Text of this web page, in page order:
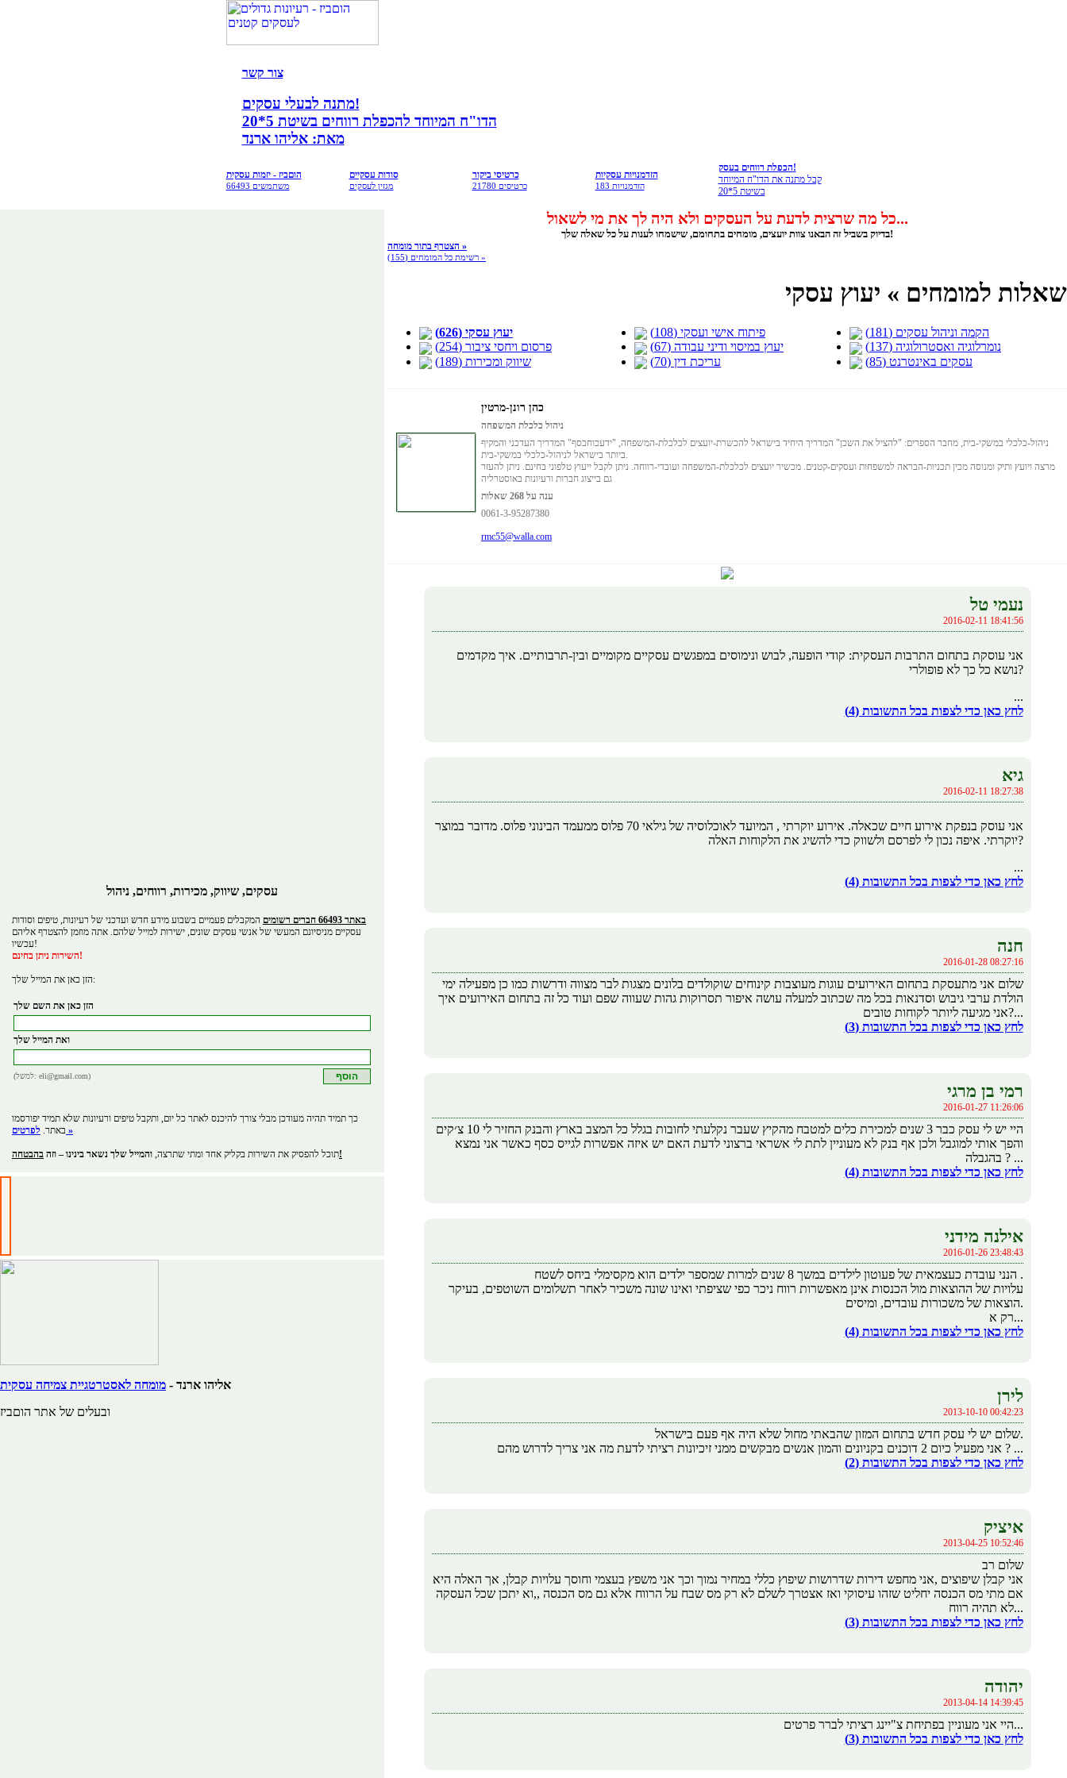
צור קשר
מתנה לבעלי עסקים!
הדו"ח המיוחד להכפלת רווחים בשיטת 5*20
מאת: אליהו ארנד
הוםביז - יזמות עסקית
66493 משתמשים
סודות עסקיים
מגזין לעסקים
כרטיסי ביקור
21780 כרטיסים
הזדמנויות עסקיות
183 הזדמנויות
הכפלת רווחים בעסק!
קבל מתנה את הדו"ח המיוחד
בשיטת 5*20
עסקים, שיווק, מכירות, רווחים, ניהול
באתר 66493 חברים רשומים
המקבלים פעמיים בשבוע מידע חדש ועדכני של רעיונות, טיפים וסודות
עסקיים מניסיונם המעשי של אנשי עסקים שונים, ישירות למייל שלהם. אתה מוזמן להצטרף אליהם
עכשיו!
השירות ניתן בחינם!
הזן כאן את המייל שלך:
הזן כאן את השם שלך
ואת המייל שלך
(למשל: eli@gmail.com)
כך תמיד תהיה מעודכן מבלי צורך להיכנס לאתר כל יום, ותקבל טיפים ורעיונות שלא תמיד יפורסמו
באתר. לפרטים »
תוכל להפסיק את השירות בקליק אחד ומתי שתרצה, והמייל שלך נשאר בינינו – וזה בהבטחה!
אליהו ארנד - מומחה לאסטרטגיית צמיחה עסקית
ובעלים של אתר הוםביז
כל מה שרצית לדעת על העסקים ולא היה לך את מי לשאול...
בדיוק בשביל זה הבאנו צוות יועצים, מומחים בתחומם, שישמחו לענות על כל שאלה שלך!
הצטרף בתור מומחה »
רשימת כל המומחים (155) »
שאלות למומחים » יעוץ עסקי
יעוץ עסקי (626)
פרסום ויחסי ציבור (254)
שיווק ומכירות (189)
פיתוח אישי ועסקי (108)
יעוץ במיסוי ודיני עבודה (67)
עריכת דין (70)
הקמה וניהול עסקים (181)
נומרלוגיה ואסטרולוגיה (137)
עסקים באינטרנט (85)
כהן רונן-מרטין
ניהול כלכלת המשפחה
ניהול-כלכלי במשקי-בית, מחבר הספרים: "להציל את השכן" המדריך היחיד בישראל להכשרת-יועצים לכלכלת-המשפחה, "ידעכוחכסף" המדריך העדכני והמקיף
ביותר בישראל לניהול-כלכלי במשקי-בית.
מרצה ויועץ ותיק ומנוסה מכין תכניות-הבראה למשפחות ועסקים-קטנים. מכשיר יועצים לכלכלת-המשפחה ועובדי-רווחה. ניתן לקבל ייעוץ טלפוני בחינם. ניתן להעזר
גם בייצוג חברות ורעיונות באוסטרליה
ענה על 268 שאלות
0061-3-95287380
rmc55@walla.com
נעמי טל
2016-02-11 18:41:56
אני עוסקת בתחום התרבות העסקית: קודי הופעה, לבוש ונימוסים במפגשים עסקיים מקומיים ובין-תרבותיים. איך מקדמים
נושא כל כך לא פופולרי?
...
לחץ כאן כדי לצפות בכל התשובות (4)
גיא
2016-02-11 18:27:38
אני עוסק בנפקת אירוע חיים שכאלה. אירוע יוקרתי , המיועד לאוכלוסיה של גילאי 70 פלוס ממעמד הבינוני פלוס. מדובר במוצר
יוקרתי. איפה נכון לי לפרסם ולשווק כדי להשיג את הלקוחות האלה?
...
לחץ כאן כדי לצפות בכל התשובות (4)
חנה
2016-01-28 08:27:16
שלום אני מתעסקת בתחום האירועים עוגות מעוצבות קינוחים שוקולדים בלונים מצגות לבר מצווה ודרשות כמו כן מפעילה ימי
הולדת ערבי גיבוש וסדנאות בכל מה שכתוב למעלה עושה איפור תסרוקות גהות שעווה שפם ועוד כל זה בתחום האירועים איך
אני מגיעה ליותר לקוחות טובים?...
לחץ כאן כדי לצפות בכל התשובות (3)
רמי בן מרגי
2016-01-27 11:26:06
היי יש לי עסק כבר 3 שנים למכירת כלים למטבח מהקיץ שעבר נקלעתי לחובות בגלל כל המצב בארץ והבנק החזיר לי 10 צ׳קים
והפך אותי למוגבל ולכן אף בנק לא מעוניין לתת לי אשראי ברצוני לדעת האם יש איזה אפשרות לגייס כסף כאשר אני נמצא
בהגבלה ? ...
לחץ כאן כדי לצפות בכל התשובות (4)
אילנה מידני
2016-01-26 23:48:43
הנני עובדת כעצמאית של פעוטון לילדים במשך 8 שנים למרות שמספר ילדים הוא מקסימלי ביחס לשטח .
עלויות של ההוצאות מול הכנסות אינן מאפשרות רווח ניכר כפי שציפתי ואינו שונה משכיר לאחר תשלומים השוטפים, בעיקר
הוצאות של משכורות עובדים, ומיסים.
רק א...
לחץ כאן כדי לצפות בכל התשובות (4)
לירן
2013-10-10 00:42:23
שלום יש לי עסק חדש בתחום המזון שהבאתי מחול שלא היה אף פעם בישראל.
אני מפעיל כיום 2 דוכנים בקניונים והמון אנשים מבקשים ממני זיכיונות רציתי לדעת מה אני צריך לדרוש מהם ? ...
לחץ כאן כדי לצפות בכל התשובות (2)
איציק
2013-04-25 10:52:46
שלום רב
אני קבלן שיפוצים ,אני מחפש דירות שדרושות שיפוץ כללי במחיר נמוך וכך אני משפץ בעצמי וחוסך עלויות קבלן, אך האלה היא
אם מתי מס הכנסה יחליט שזהו עיסוקי ואז אצטרך לשלם לא רק מס שבח על הרווח אלא גם מס הכנסה ,,וא יתכן שכל העסקה
לא תהיה רווח...
לחץ כאן כדי לצפות בכל התשובות (3)
יהודה
2013-04-14 14:39:45
היי אני מעוניין בפתיחת צ"יינג רציתי לברר פרטים...
לחץ כאן כדי לצפות בכל התשובות (3)